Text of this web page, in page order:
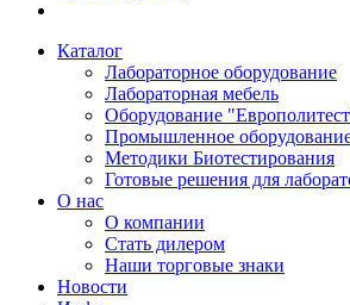
Каталог
Лабораторное оборудование
Лабораторная мебель
Оборудование
Промышленное
Методики Биотестирования
Готовые решения для
О нас
О компании
Стать дилером
Наши торговые знаки
Новости